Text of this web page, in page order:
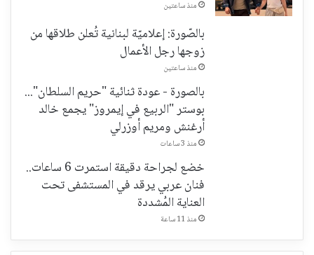
منذ ساعتين
بالصّورة: إعلاميّة لبنانية تُعلن طلاقها من
زوجها رجل الأعمال
منذ ساعتين
بالصورة - عودة ثنائية "حريم السلطان"...
بوستر "الربيع في إيمروز" يجمع خالد
أرغنش ومريم أوزرلي
منذ 3 ساعات
خضع لجراحة دقيقة استمرت 6 ساعات..
فنان عربي يرقد في المستشفى تحت
العناية المُشددة
منذ 11 ساعة